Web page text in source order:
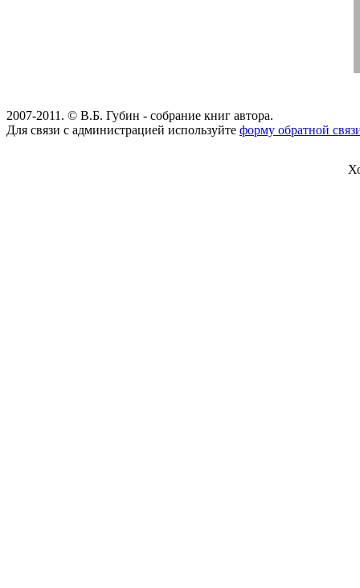
2007-2011. © В.Б. Губин - собрание книг автора.
Для связи с администрацией используйте форму обратной